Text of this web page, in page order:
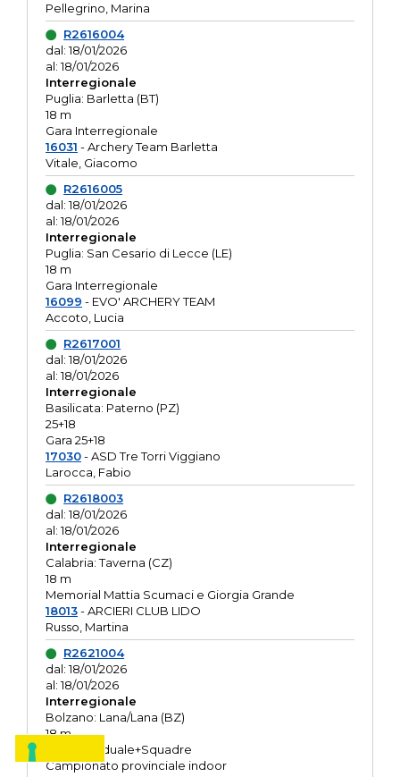
Pellegrino, Marina
R2616004
dal: 18/01/2026
al: 18/01/2026
Interregionale
Puglia: Barletta (BT)
18 m
Gara Interregionale
16031 - Archery Team Barletta
Vitale, Giacomo
R2616005
dal: 18/01/2026
al: 18/01/2026
Interregionale
Puglia: San Cesario di Lecce (LE)
18 m
Gara Interregionale
16099 - EVO' ARCHERY TEAM
Accoto, Lucia
R2617001
dal: 18/01/2026
al: 18/01/2026
Interregionale
Basilicata: Paterno (PZ)
25+18
Gara 25+18
17030- ASD Tre Torri Viggiano
Larocca, Fabio
R2618003
dal: 18/01/2026
al: 18/01/2026
Interregionale
Calabria: Taverna (CZ)
18 m
Memorial Mattia Scumaci e Giorgia Grande
18013- ARCIERI CLUB LIDO
Russo, Martina
R2621004
dal: 18/01/2026
al: 18/01/2026
Interregionale
Bolzano: Lana/Lana (BZ)
18 m
O.R. Individuale+Squadre
Campionato provinciale indoor